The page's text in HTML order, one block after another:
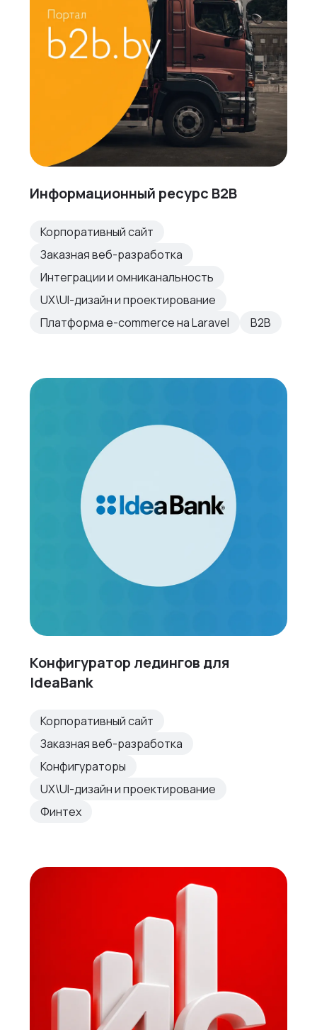
Информационный ресурс B2B
Корпоративный сайт
Заказная веб-разработка
Интеграции и омниканальность
UX\UI-дизайн и проектирование
Платформа e-commerce на Laravel
B2B
Конфигуратор ледингов для
IdeaBank
Корпоративный сайт
Заказная веб-разработка
Конфигураторы
UX\UI-дизайн и проектирование
Финтех